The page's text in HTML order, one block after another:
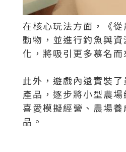
在核心玩法方面，《
動物，並進行釣魚與
化，將吸引更多慕名
此外，遊戲內還實裝
產品，逐步將小型農
喜愛模擬經營、農場
品。